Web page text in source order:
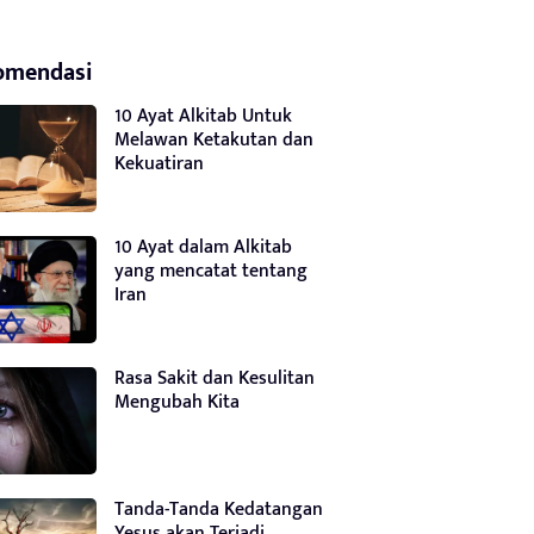
10 Ayat Alkitab Untuk
Melawan Ketakutan dan
Kekuatiran
10 Ayat dalam Alkitab
yang mencatat tentang
Iran
Rasa Sakit dan Kesulitan
Mengubah Kita
Tanda-Tanda Kedatangan